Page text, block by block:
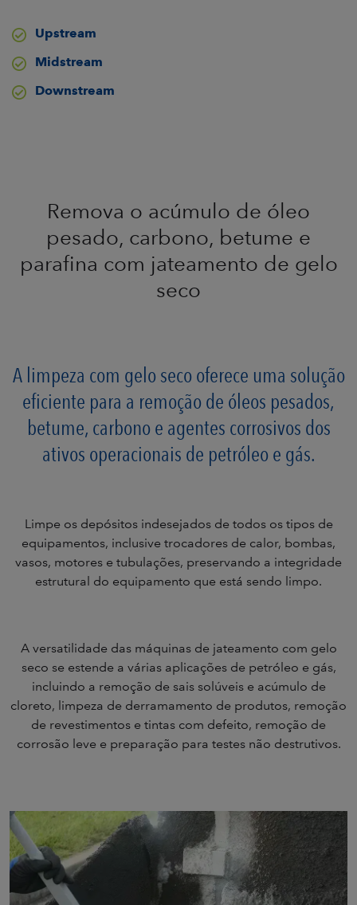
Upstream
Midstream
Downstream
Remova o acúmulo de óleo
pesado, carbono, betume e
parafina com jateamento de gelo
seco
A limpeza com gelo seco oferece uma solução
eficiente para a remoção de óleos pesados,
betume, carbono e agentes corrosivos dos
ativos operacionais de petróleo e gás.
Limpe os depósitos indesejados de todos os tipos de
equipamentos, inclusive trocadores de calor, bombas,
vasos, motores e tubulações, preservando a integridade
estrutural do equipamento que está sendo limpo.
A versatilidade das máquinas de jateamento com gelo
seco se estende a várias aplicações de petróleo e gás,
incluindo a remoção de sais solúveis e acúmulo de
cloreto, limpeza de derramamento de produtos, remoção
de revestimentos e tintas com defeito, remoção de
corrosão leve e preparação para testes não destrutivos.